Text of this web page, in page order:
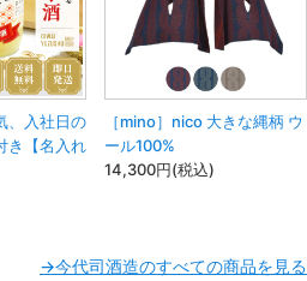
、入社日の
き【名入れ
［mino］nico 大きな縄柄 ウ
ール100%
14,300円(税込)
→今代司酒造のすべての商品を見る